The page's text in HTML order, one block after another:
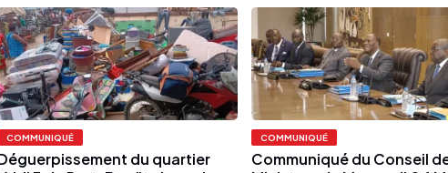
COMMUNIQUÉ
du quartier
COMMUNIQUÉ
Communiqué du Conseil